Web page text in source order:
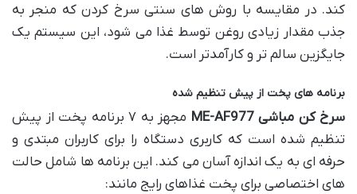
کند. در مقایسه با روش های سنتی سرخ کردن که منجر به
جذب مقدار زیادی روغن توسط غذا می شود، این سیستم یک
جایگزین سالم تر و کارآمدتر است.
برنامه های پخت از پیش تنظیم شده
سرخ کن مباشی ME-AF977
مجهز به ۷ برنامه پخت از پیش
تنظیم شده است که کاربری دستگاه را برای کاربران مبتدی و
حرفه ای به یک اندازه آسان می کند. این برنامه ها شامل حالت
های اختصاصی برای پخت غذاهای رایج مانند: